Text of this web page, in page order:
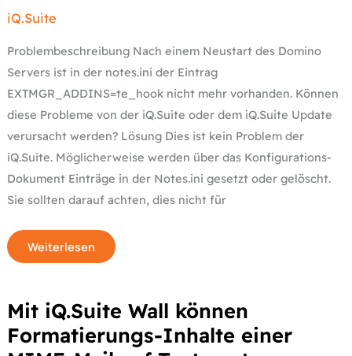
iQ.Suite
Problembeschreibung Nach einem Neustart des Domino
Servers ist in der notes.ini der Eintrag
EXTMGR_ADDINS=te_hook nicht mehr vorhanden. Können
diese Probleme von der iQ.Suite oder dem iQ.Suite Update
verursacht werden? Lösung Dies ist kein Problem der
iQ.Suite. Möglicherweise werden über das Konfigurations-
Dokument Einträge in der Notes.ini gesetzt oder gelöscht.
Sie sollten darauf achten, dies nicht für
Weiterlesen
Mit iQ.Suite Wall können
Formatierungs-Inhalte einer
Mit
iQ.Suite
können
Formatierungs-